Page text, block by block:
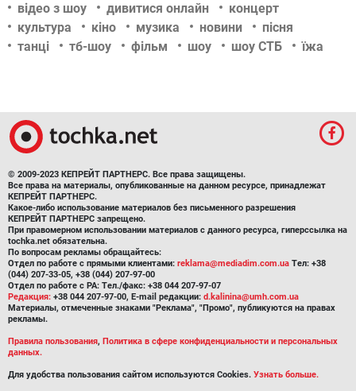
відео з шоу
дивитися онлайн
концерт
культура
кіно музика новини
пісня
танці
тб-шоу фільм шоу шоу СТБ їжа
© 2009-2023 КЕПРЕЙТ ПАРТНЕРС. Все права защищены.
Все права на материалы, опубликованные на данном ресурсе, принадлежат
КЕПРЕЙТ ПАРТНЕРС.
Какое-либо использование материалов без письменного разрешения
КЕПРЕЙТ ПАРТНЕРС запрещено.
При правомерном использовании материалов с данного ресурса, гиперссылка на
tochka.net обязательна.
По вопросам рекламы обращайтесь:
Отдел по работе с прямыми клиентами: reklama@mediadim.com.ua Тел: +38
(044) 207-33-05, +38 (044) 207-97-00
Отдел по работе с РА: Тел./факс: +38 044 207-97-07
Редакция: +38 044 207-97-00, E-mail редакции: d.kalinina@umh.com.ua
Материалы, отмеченные знаками "Реклама", "Промо", публикуются на правах
рекламы.
Правила пользования, Политика в сфере конфиденциальности и персональных
данных.
Для удобства пользования сайтом используются Cookies. Узнать больше.